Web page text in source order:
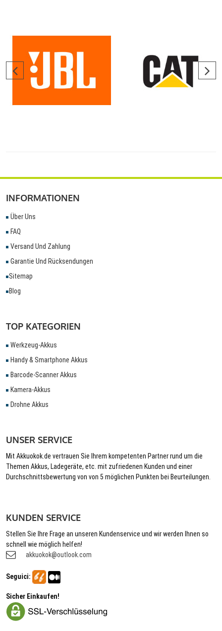
INFORMATIONEN
Über Uns
FAQ
Versand Und Zahlung
Garantie Und Rücksendungen
Sitemap
Blog
TOP KATEGORIEN
Werkzeug-Akkus
Handy & Smartphone Akkus
Barcode-Scanner Akkus
Kamera-Akkus
Drohne Akkus
UNSER SERVICE
Mit Akkuokok.de vertrauen Sie Ihrem kompetenten Partner rund um die
Themen Akkus, Ladegeräte, etc. mit zufriedenen Kunden und einer
Durchschnittsbewertung von von 5 möglichen Punkten bei Beurteilungen.
KUNDEN SERVICE
Stellen Sie Ihre Frage an unseren Kundenservice und wir werden Ihnen so
schnell wie möglich helfen!
akkuokok@outlook.com
Seguici:
Sicher Einkaufen!